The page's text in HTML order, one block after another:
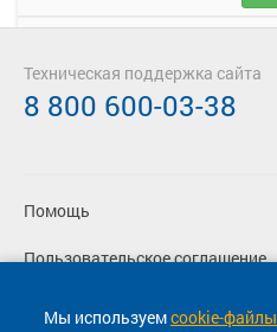
Мы используемcookie-файлы
Помощь
Пользовательское соглашение
Политика конфиденциальности
Техническая поддержка сайта
8 800 600-03-38